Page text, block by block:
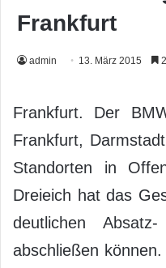
Frankfurt
admin 13. März 2015
Frankfurt. Der
Frankfurt,
Standorten in
Dreieich hat das
deutlichen
abschließen